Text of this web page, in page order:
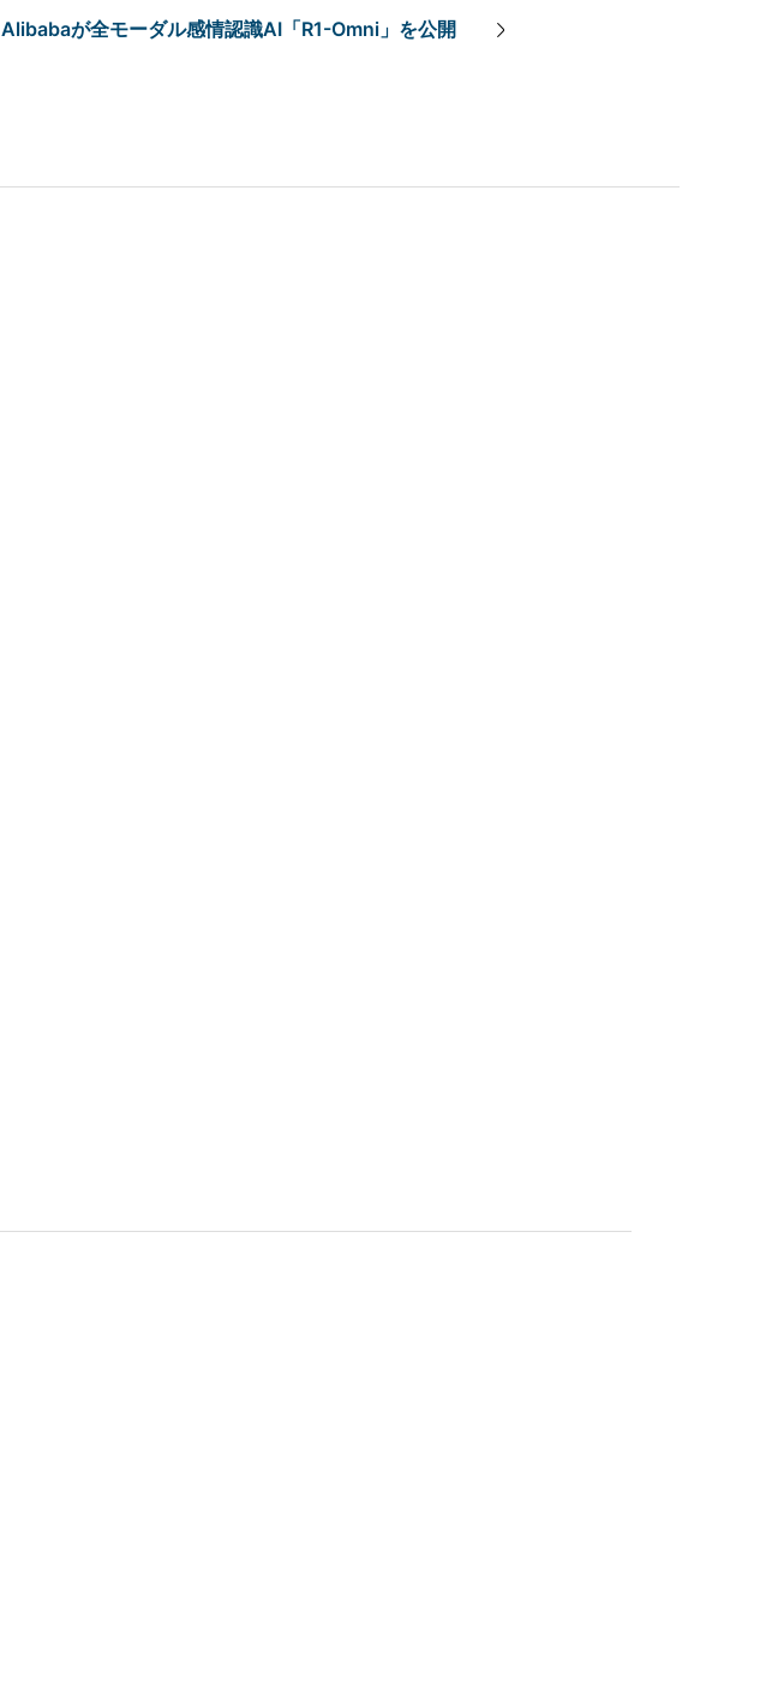
Alibabaが全モーダル感情認識AI「R1-Omni」を公開